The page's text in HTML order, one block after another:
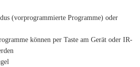
(vorprogrammierte Programme) oder
können per Taste am Gerät oder IR-